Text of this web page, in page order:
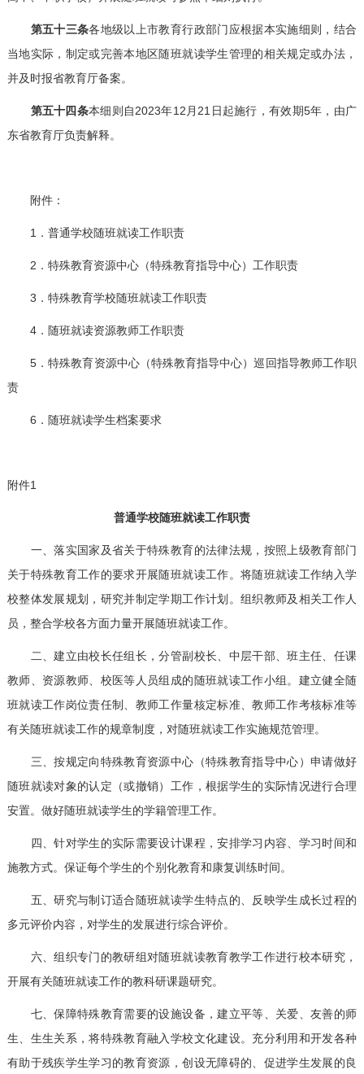
第五十三条各地级以上市教育行政部门应根据本实施细则，结合
当地实际，制定或完善本地区随班就读学生管理的相关规定或办法，
并及时报省教育厅备案。
第五十四条本细则自2023年12月21日起施行，有效期5年，由广
东省教育厅负责解释。
附件：
1．普通学校随班就读工作职责
2．特殊教育资源中心（特殊教育指导中心）工作职责
3．特殊教育学校随班就读工作职责
4．随班就读资源教师工作职责
5．特殊教育资源中心（特殊教育指导中心）巡回指导教师工作职
责
6．随班就读学生档案要求
附件1
普通学校随班就读工作职责
一、落实国家及省关于特殊教育的法律法规，按照上级教育部门
关于特殊教育工作的要求开展随班就读工作。将随班就读工作纳入学
校整体发展规划，研究并制定学期工作计划。组织教师及相关工作人
员，整合学校各方面力量开展随班就读工作。
二、建立由校长任组长，分管副校长、中层干部、班主任、任课
教师、资源教师、校医等人员组成的随班就读工作小组。建立健全随
班就读工作岗位责任制、教师工作量核定标准、教师工作考核标准等
有关随班就读工作的规章制度，对随班就读工作实施规范管理。
三、按规定向特殊教育资源中心（特殊教育指导中心）申请做好
随班就读对象的认定（或撤销）工作，根据学生的实际情况进行合理
安置。做好随班就读学生的学籍管理工作。
四、针对学生的实际需要设计课程，安排学习内容、学习时间和
施教方式。保证每个学生的个别化教育和康复训练时间。
五、研究与制订适合随班就读学生特点的、反映学生成长过程的
多元评价内容，对学生的发展进行综合评价。
六、组织专门的教研组对随班就读教育教学工作进行校本研究，
开展有关随班就读工作的教科研课题研究。
七、保障特殊教育需要的设施设备，建立平等、关爱、友善的师
生、生生关系，将特殊教育融入学校文化建设。充分利用和开发各种
有助于残疾学生学习的教育资源，创设无障碍的、促进学生发展的良